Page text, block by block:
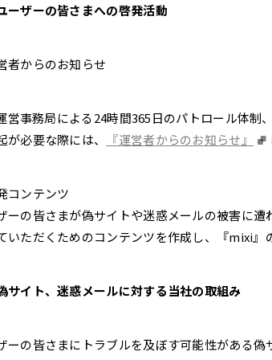
ーザーの皆さまへの啓発活動
者からのお知らせ
営事務局による24時間365日のパトロール体制
が必要な際には、
『運営者からのお知らせ』
コンテンツ
ーの皆さまが偽サイトや迷惑メールの被害に
いただくためのコンテンツを作成し、『mixi』
サイト、迷惑メールに対する当社の取組み
ーの皆さまにトラブルを及ぼす可能性がある